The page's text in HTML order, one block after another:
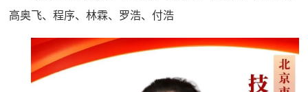
高奥飞、程序、林霖、罗浩、付浩